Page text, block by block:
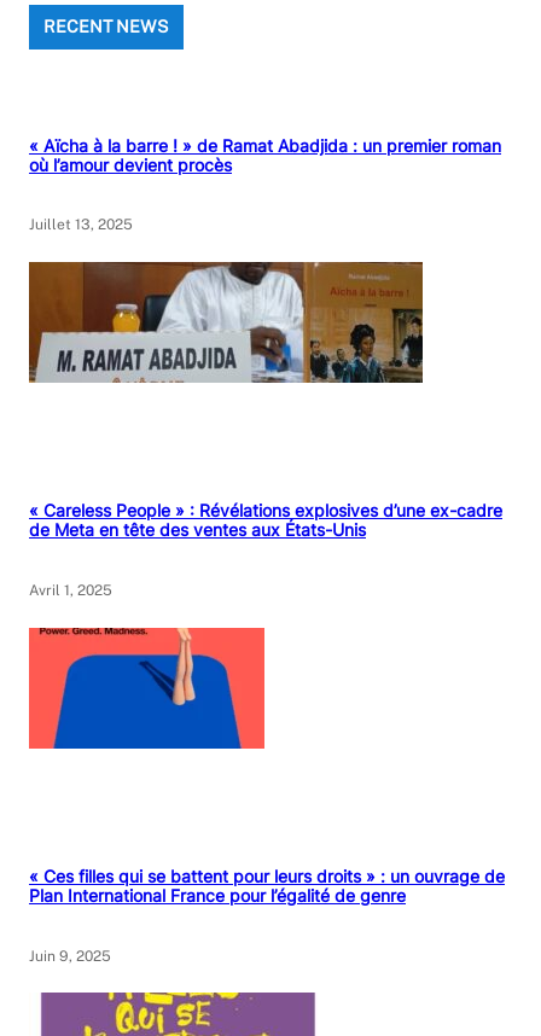
RECENT NEWS
« Aïcha à la barre ! » de Ramat Abadjida : un premier roman
où l’amour devient procès
Juillet 13, 2025
« Careless People » : Révélations explosives d’une ex-cadre
de Meta en tête des ventes aux États-Unis
Avril 1, 2025
« Ces filles qui se battent pour leurs droits » : un ouvrage de
Plan International France pour l’égalité de genre
Juin 9, 2025